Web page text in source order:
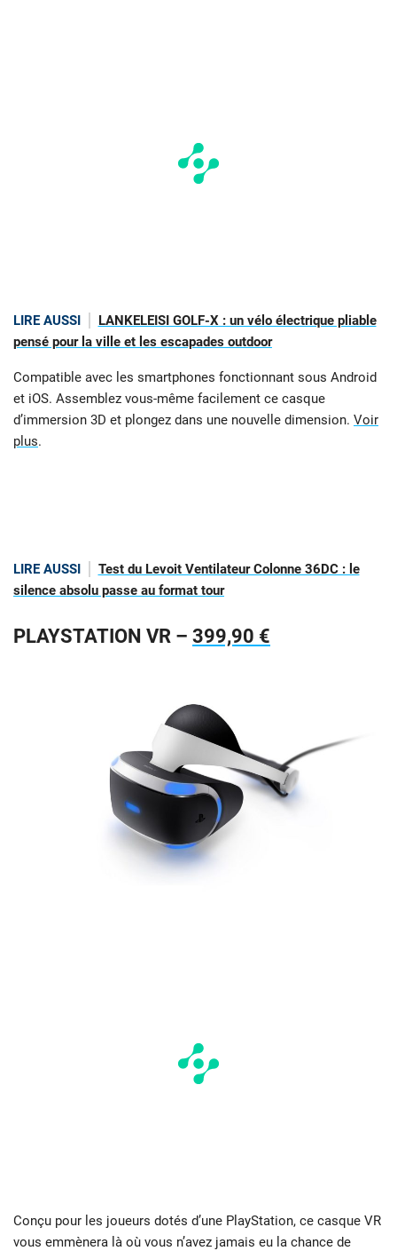
LIRE AUSSI
LANKELEISI GOLF-X : un vélo électrique pliable
pensé pour la ville et les escapades outdoor
Compatible avec les smartphones fonctionnant sous Android
et iOS. Assemblez vous-même facilement ce casque
d’immersion 3D et plongez dans une nouvelle dimension. Voir
plus.
LIRE AUSSI
Test du Levoit Ventilateur Colonne 36DC : le
silence absolu passe au format tour
PLAYSTATION VR – 399,90 €
Conçu pour les joueurs dotés d’une PlayStation, ce casque VR
vous emmènera là où vous n’avez jamais eu la chance de